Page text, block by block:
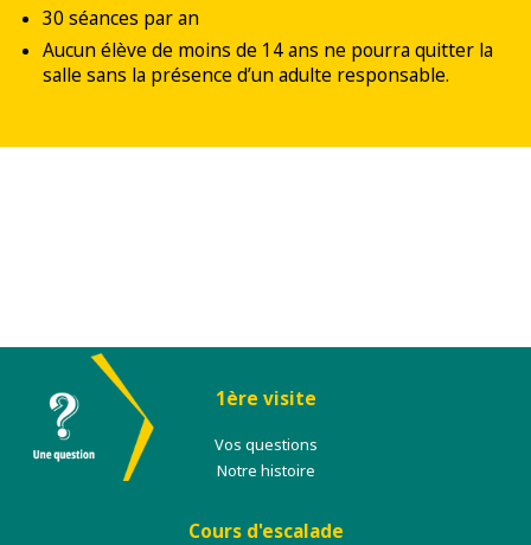
30 séances par an
Aucun élève de moins de 14 ans ne pourra quitter la
salle sans la présence d’un adulte responsable.
1ère visite
Vos questions
Notre histoire
Cours d'escalade